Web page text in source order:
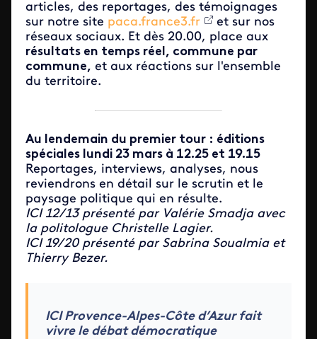
articles, des reportages, des témoignages
sur notre site paca.france3.fr
et sur nos
réseaux sociaux. Et dès 20.00, place aux
résultats en temps réel, commune par
commune, et aux réactions sur l'ensemble
du territoire.
Au lendemain du premier tour : éditions
spéciales lundi 23 mars à 12.25 et 19.15
Reportages, interviews, analyses, nous
reviendrons en détail sur le scrutin et le
paysage politique qui en résulte.
ICI 12/13 présenté par Valérie Smadja avec
la politologue Christelle Lagier.
ICI 19/20 présenté par Sabrina Soualmia et
Thierry Bezer.
ICI Provence-Alpes-Côte d’Azur fait
vivre le débat démocratique